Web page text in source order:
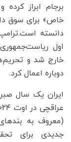
برجام ابراز
خاص» برای سوق
دانسته
خارج شد و
دوباره اعمال کرد.
ایران یک سال
(معروف به
جدیدی برای